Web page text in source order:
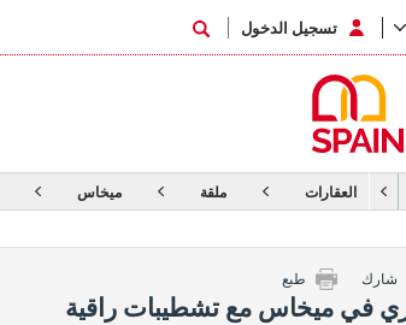
العقارات ملقة ميخاس
شارك طبع
في ميخاس مع تشطيبات راقية
تسجيل الدخول